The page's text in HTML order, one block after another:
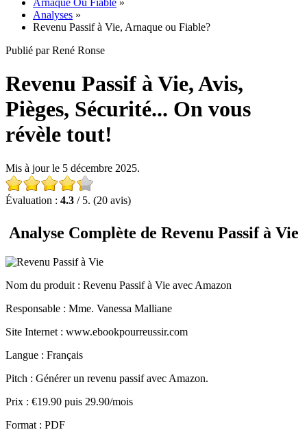
Arnaque Ou Fiable »
Analyses »
Revenu Passif à Vie, Arnaque ou Fiable?
Publié par René Ronse
Revenu Passif à Vie, Avis,
Pièges, Sécurité... On vous
révèle tout!
Mis à jour le 5 décembre 2025.
Évaluation : 4.3 / 5. (20 avis)
Analyse Complète de Revenu Passif à Vie
Nom du produit : Revenu Passif à Vie avec Amazon
Responsable : Mme. Vanessa Malliane
Site Internet : www.ebookpourreussir.com
Langue : Français
Pitch : Générer un revenu passif avec Amazon.
Prix : €19.90 puis 29.90/mois
Format : PDF